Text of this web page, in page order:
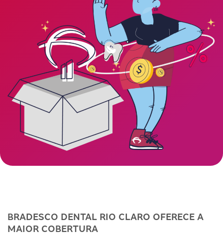
BRADESCO DENTAL RIO CLARO OFERECE A
MAIOR COBERTURA